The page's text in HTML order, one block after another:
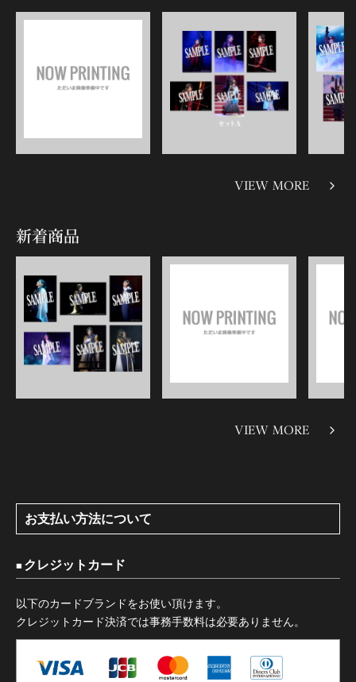
VIEW MORE
新着商品
VIEW MORE
お支払い方法について
クレジットカード
以下のカードブランドをお使い頂けます。
クレジットカード決済では事務手数料は必要ありません。